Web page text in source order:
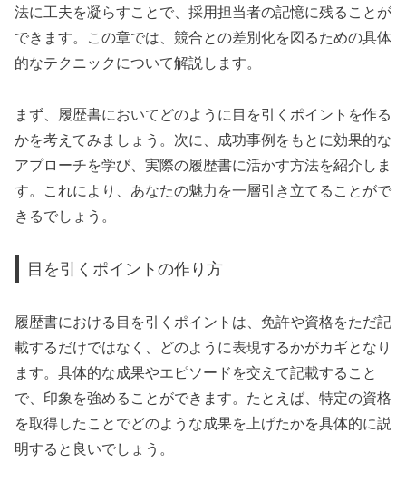
法に工夫を凝らすことで、採用担当者の記憶に残ることが
できます。この章では、競合との差別化を図るための具体
的なテクニックについて解説します。
まず、履歴書においてどのように目を引くポイントを作る
かを考えてみましょう。次に、成功事例をもとに効果的な
アプローチを学び、実際の履歴書に活かす方法を紹介しま
す。これにより、あなたの魅力を一層引き立てることがで
きるでしょう。
目を引くポイントの作り方
履歴書における目を引くポイントは、免許や資格をただ記
載するだけではなく、どのように表現するかがカギとなり
ます。具体的な成果やエピソードを交えて記載すること
で、印象を強めることができます。たとえば、特定の資格
を取得したことでどのような成果を上げたかを具体的に説
明すると良いでしょう。